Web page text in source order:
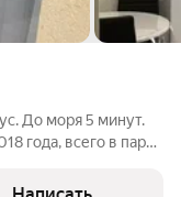
5 минут.
года, всего в паре
световые точки